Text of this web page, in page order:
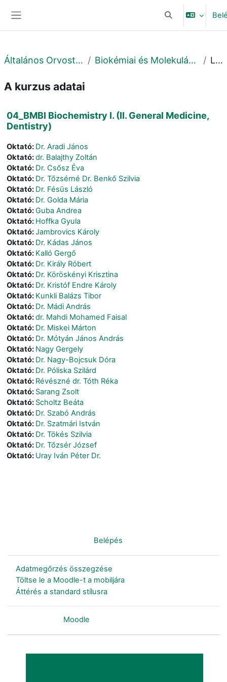
Keresési
Általános Orvostudományi Kar Biokémiai és Molekuláris Biológiai Intézet Leírás
A kurzus adatai
04_BMBI Biochemistry I. (II. General Medicine,
Dentistry)
Oktató: Dr. Aradi János
Oktató:dr. Balajthy Zoltán
Oktató: Dr. Csősz Éva
Oktató: Dr. Tőzsérné Dr. Benkő Szilvia
Oktató: Dr. Fésüs László
Oktató: Dr. Golda Mária
Oktató:Guba Andrea
Oktató: Hoffka Gyula
Oktató:Jambrovics Károly
Oktató: Dr. Kádas János
Oktató: Kalló Gergő
Oktató: Dr. Király Róbert
Oktató: Dr. Köröskényi Krisztina
Oktató: Dr. Kristóf Endre Károly
Oktató: Kunkli Balázs Tibor
Oktató: Dr. Mádi András
Oktató:dr. Mahdi Mohamed Faisal
Oktató: Dr. Miskei Márton
Oktató: Dr. Mótyán János András
Oktató: Nagy Gergely
Oktató: Dr. Nagy-Bojcsuk Dóra
Oktató: Dr. Póliska Szilárd
Oktató: Révészné dr. Tóth Réka
Oktató: Sarang Zsolt
Oktató: Scholtz Beáta
Oktató: Dr. Szabó András
Oktató: Dr. Szatmári István
Oktató: Dr. Tökés Szilvia
Oktató: Dr. Tőzsér József
Oktató: Uray Iván Péter Dr.
Belépés
Adatmegőrzés összegzése
Töltse le a Moodle-t a mobiljára
Áttérés a standard stílusra
Moodle